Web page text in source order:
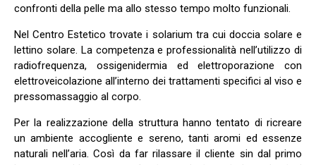
confronti della pelle ma allo stesso tempo molto funzionali.
Nel Centro Estetico trovate i solarium tra cui doccia solare e
lettino solare. La competenza e professionalità nell’utilizzo di
radiofrequenza, ossigenidermia ed elettroporazione con
elettroveicolazione all’interno dei trattamenti specifici al viso e
pressomassaggio al corpo.
Per la realizzazione della struttura hanno tentato di ricreare
un ambiente accogliente e sereno, tanti aromi ed essenze
naturali nell’aria. Così da far rilassare il cliente sin dal primo